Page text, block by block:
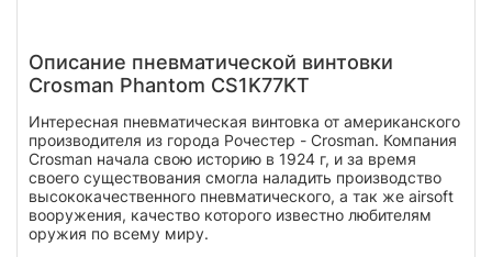
Описание пневматической винтовки
Crosman Phantom СS1K77KT
Интересная пневматическая винтовка от американского
производителя из города Рочестер - Crosman. Компания
Crosman начала свою историю в 1924 г, и за время
своего существования смогла наладить производство
высококачественного пневматического, а так же airsoft
вооружения, качество которого известно любителям
оружия по всему миру.